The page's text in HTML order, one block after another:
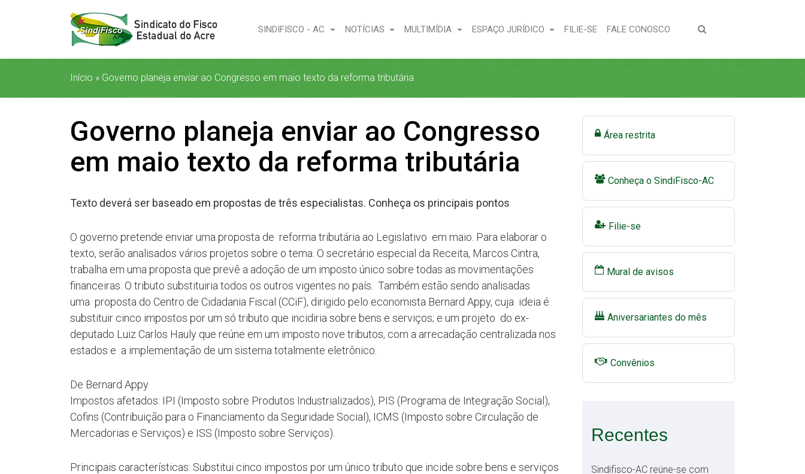
SINDIFISCO - AC NOTÍCIAS MULTIMÍDIA ESPAÇO JURÍDICO FILIE-SE(CURRENT)
FALE CONOSCO (CURRENT)
Início » Governo planeja enviar ao Congresso em maio texto da reforma tributária
Governo planeja enviar ao Congresso
em maio texto da reforma tributária
Texto deverá ser baseado em propostas de três especialistas. Conheça os principais pontos
O governo pretende enviar uma proposta de reforma tributária ao Legislativo em maio. Para elaborar o
texto, serão analisados vários projetos sobre o tema. O secretário especial da Receita, Marcos Cintra,
trabalha em uma proposta que prevê a adoção de um imposto único sobre todas as movimentações
financeiras. O tributo substituiria todos os outros vigentes no país. Também estão sendo analisadas
uma proposta do Centro de Cidadania Fiscal (CCiF), dirigido pelo economista Bernard Appy, cuja ideia é
substituir cinco impostos por um só tributo que incidiria sobre bens e serviços; e um projeto do ex-
deputado Luiz Carlos Hauly que reúne em um imposto nove tributos, com a arrecadação centralizada nos
estados e a implementação de um sistema totalmente eletrônico.
De Bernard Appy
Impostos afetados: IPI (Imposto sobre Produtos Industrializados), PIS (Programa de Integração Social),
Cofins (Contribuição para o Financiamento da Seguridade Social), ICMS (Imposto sobre Circulação de
Mercadorias e Serviços) e ISS (Imposto sobre Serviços).
Principais características: Substitui cinco impostos por um único tributo que incide sobre bens e serviços
Área restrita
Conheça o SindiFisco-AC
Filie-se
Mural de avisos
Aniversariantes do mês
Convênios
Recentes
Sindifisco-AC reúne-se com